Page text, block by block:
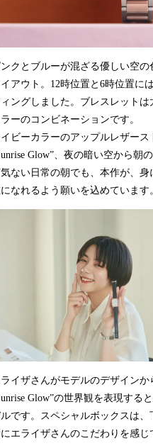
クとブルーが混ざる優しい空の
アウト。12時位置と6時位置に
ィングしました。ブレスレット
ーのコンビネーションです。
ビーカラーのアップルレザース
Glow”、夜の暗い空から朝
ない日常の朝でも、本作が、身
なれるよう願いを込めています
イザさんがモデルのデザインか
Glow”の世界観を表現する
です。スペシャルボックスは
エライザさんのこだわりを感じ